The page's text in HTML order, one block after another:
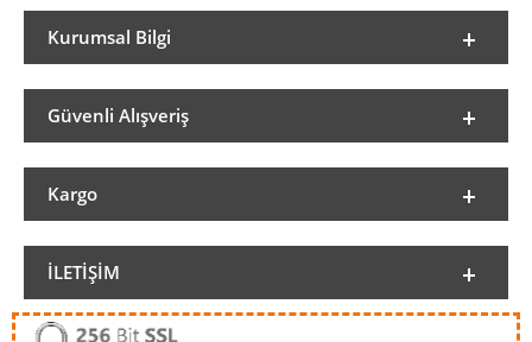
Kurumsal Bilgi
Güvenli Alışveriş
Kargo
İLETIŞIM